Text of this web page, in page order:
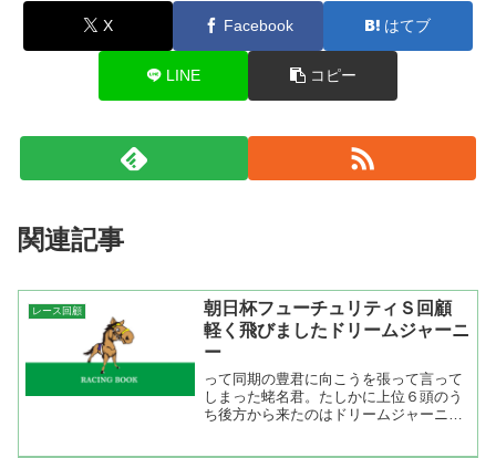
X Facebook はてブ
LINE コピー
関連記事
レース回顧
朝日杯フューチュリティＳ回顧
軽く飛びましたドリームジャーニ
ー
って同期の豊君に向こうを張って言って
しまった蛯名君。たしかに上位６頭のう
ち後方から来たのはドリームジャーニー